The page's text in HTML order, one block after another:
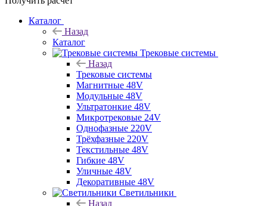
Каталог
Назад
Каталог
Трековые системы
Назад
Трековые системы
Магнитные 48V
Модульные 48V
Ультратонкие 48V
Микротрековые 24V
Однофазные 220V
Трёхфазные 220V
Текстильные 48V
Гибкие 48V
Уличные 48V
Декоративные 48V
Светильники
Назад